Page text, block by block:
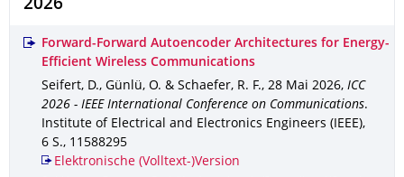
2026
Forward-Forward Autoencoder Architectures for Energy-
Efficient Wireless Communications
Seifert, D., Günlü, O. & Schaefer, R. F., 28 Mai 2026, ICC
2026 - IEEE International Conference on Communications.
Institute of Electrical and Electronics Engineers (IEEE),
6 S., 11588295
Elektronische (Volltext-)Version